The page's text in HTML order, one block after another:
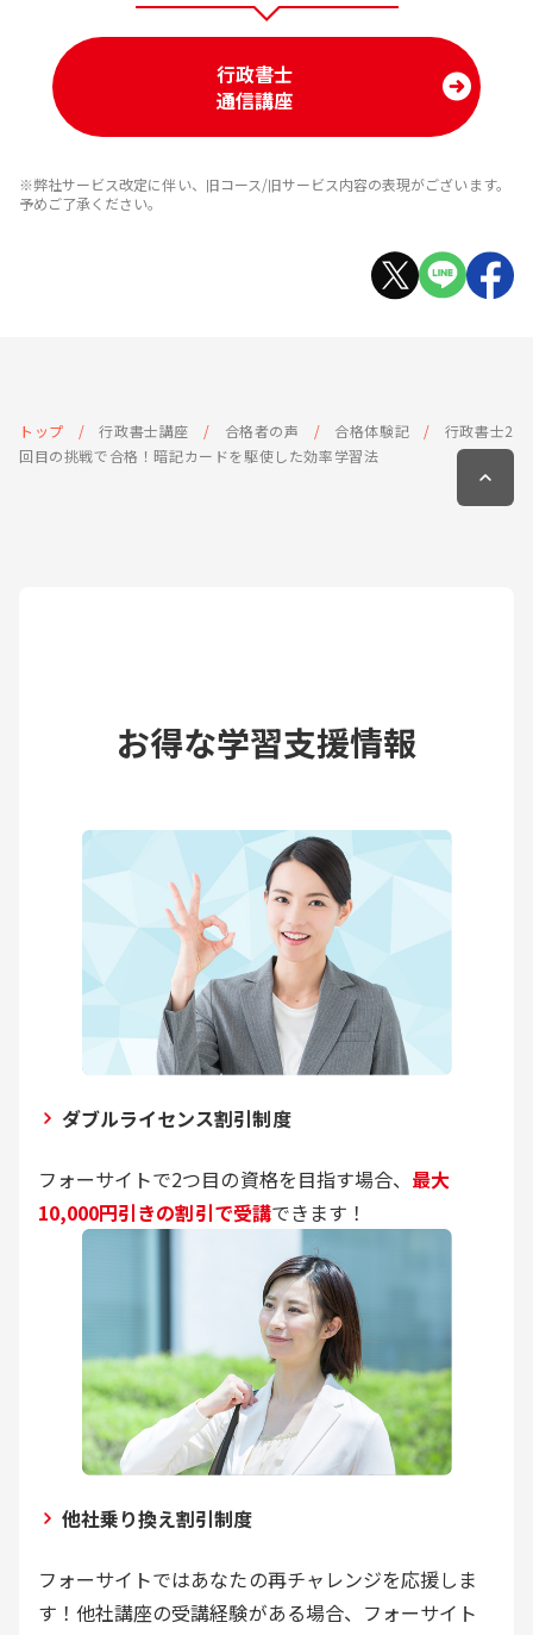
行政書士
通信講座
※弊社サービス改定に伴い、旧コース/旧サービス内容の表現がございます。
予めご了承ください。
トップ 行政書士講座 合格者の声 合格体験記
行政書士2
回目の挑戦で合格！暗記カードを駆使した効率学習法
お得な学習支援情報
ダブルライセンス割引制度
フォーサイトで2つ目の資格を目指す場合、 最大
10,000円引きの割引で受講できます！
他社乗り換え割引制度
フォーサイトではあなたの再チャレンジを応援しま
す！他社講座の受講経験がある場合、フォーサイト